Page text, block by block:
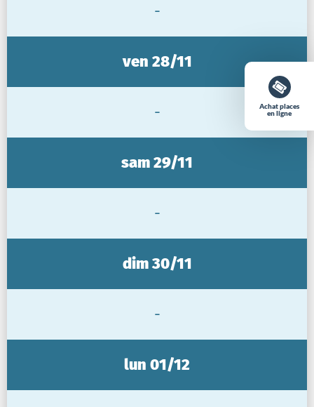
Achat places
en ligne
-
ven 28/11
-
sam 29/11
-
dim 30/11
-
lun 01/12